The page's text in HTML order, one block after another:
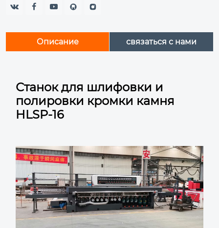
  
Описание связаться с нами
Станок для шлифовки и
полировки кромки камня
HLSP-16